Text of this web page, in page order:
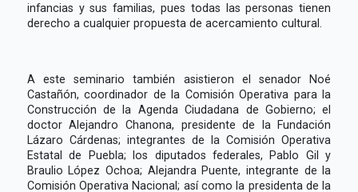
infancias y sus familias, pues todas las personas tienen
derecho a cualquier propuesta de acercamiento cultural.
A este seminario también asistieron el senador Noé
Castañón, coordinador de la Comisión Operativa para la
Construcción de la Agenda Ciudadana de Gobierno; el
doctor Alejandro Chanona, presidente de la Fundación
Lázaro Cárdenas; integrantes de la Comisión Operativa
Estatal de Puebla; los diputados federales, Pablo Gil y
Braulio López Ochoa; Alejandra Puente, integrante de la
Comisión Operativa Nacional; así como la presidenta de la